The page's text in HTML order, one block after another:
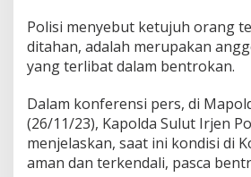
t
n
g
u
l
a
w
e
Polisi menyebut ketujuh orang
ditahan, adalah merupakan
yang terlibat dalam bentrokan.
Dalam konferensi pers, di
(26/11/23), Kapolda Sulut Irjen
menjelaskan, saat ini kondisi di
aman dan terkendali, pasca